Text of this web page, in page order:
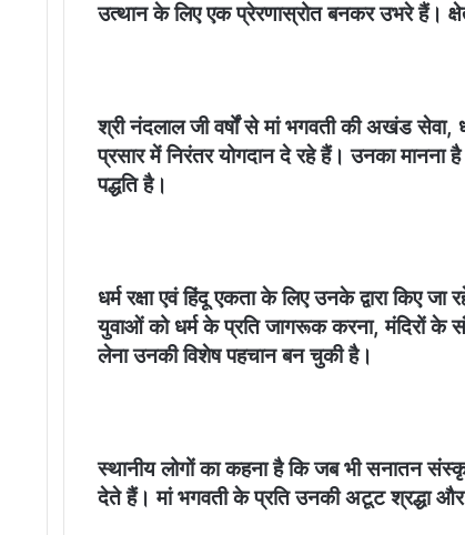
उत्थान के लिए एक प्रेरणास्रोत बनकर उभरे हैं।
श्री नंदलाल जी वर्षों से मां भगवती की अखंड
प्रसार में निरंतर योगदान दे रहे हैं। उनका मानना
पद्धति है।
धर्म रक्षा एवं हिंदू एकता के लिए उनके द्वारा किए
युवाओं को धर्म के प्रति जागरूक करना, मंदिरों के
लेना उनकी विशेष पहचान बन चुकी है।
स्थानीय लोगों का कहना है कि जब भी सनातन
देते हैं। मां भगवती के प्रति उनकी अटूट श्रद्धा